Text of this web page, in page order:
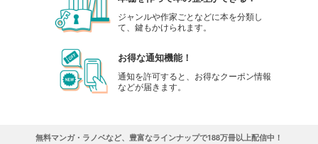
ジャンルや作家ごとなどに本を分類し
て、鍵もかけられます。
お得な通知機能！
通知を許可すると、お得なクーポン情報
などが届きます。
無料マンガ・ラノベなど、豊富なラインナップで188万冊以上配信中！